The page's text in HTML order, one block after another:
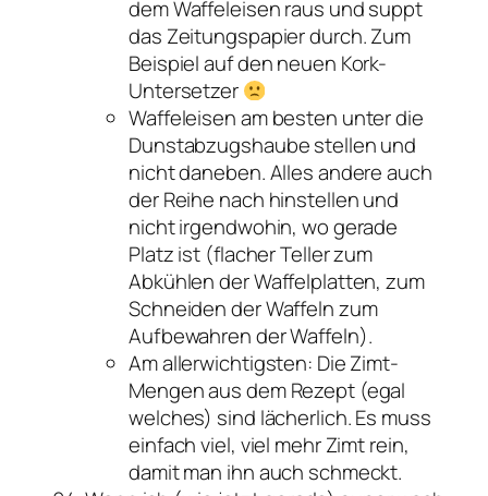
dem Waffeleisen raus und suppt
das Zeitungspapier durch. Zum
Beispiel auf den neuen Kork-
Untersetzer
Waffeleisen am besten unter die
Dunstabzugshaube stellen und
nicht daneben. Alles andere auch
der Reihe nach hinstellen und
nicht irgendwohin, wo gerade
Platz ist (flacher Teller zum
Abkühlen der Waffelplatten, zum
Schneiden der Waffeln zum
Aufbewahren der Waffeln).
Am allerwichtigsten: Die Zimt-
Mengen aus dem Rezept (egal
welches) sind lächerlich. Es muss
einfach viel, viel mehr Zimt rein,
damit man ihn auch schmeckt.